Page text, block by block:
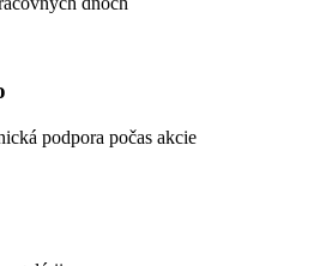
podpora počas akcie